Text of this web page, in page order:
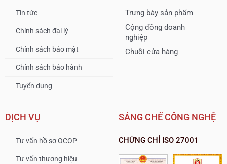
Tin tức
Chính sách đại lý
Chính sách bảo mật
Chính sách bảo hành
Tuyển dụng
Trưng bày sản phẩm
Cộng đồng doanh
nghiệp
Chuỗi cửa hàng
DỊCH VỤ
Tư vấn hồ sơ OCOP
Tư vấn thương hiệu
SÁNG CHẾ CÔNG NGHỆ
CHỨNG CHỈ ISO 27001